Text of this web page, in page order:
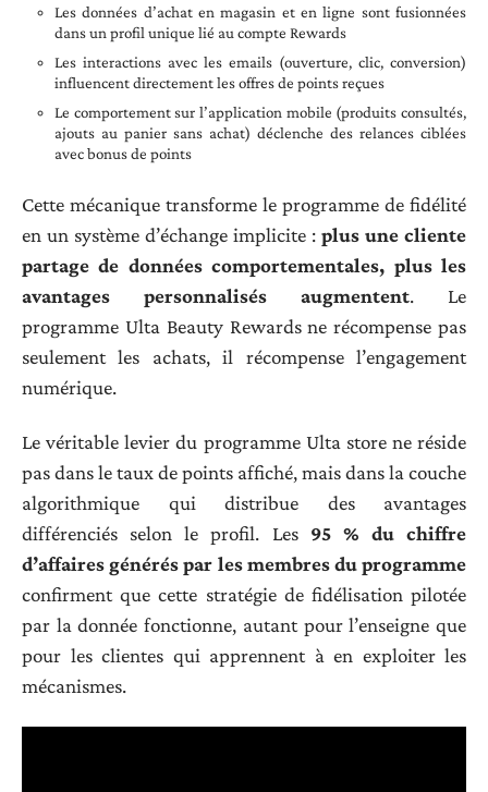
Les données d’achat en magasin et en ligne sont fusionnées
dans un profil unique lié au compte Rewards
Les interactions avec les emails (ouverture, clic, conversion)
influencent directement les offres de points reçues
Le comportement sur l’application mobile (produits consultés,
ajouts au panier sans achat) déclenche des relances ciblées
avec bonus de points
Cette mécanique transforme le programme de fidélité
en un système d’échange implicite : plus une cliente
partage de données comportementales, plus les
avantages personnalisés augmentent. Le
programme Ulta Beauty Rewards ne récompense pas
seulement les achats, il récompense l’engagement
numérique.
Le véritable levier du programme Ulta store ne réside
pas dans le taux de points affiché, mais dans la couche
algorithmique qui distribue des avantages
différenciés selon le profil. Les 95 % du chiffre
d’affaires générés par les membres du programme
confirment que cette stratégie de fidélisation pilotée
par la donnée fonctionne, autant pour l’enseigne que
pour les clientes qui apprennent à en exploiter les
mécanismes.